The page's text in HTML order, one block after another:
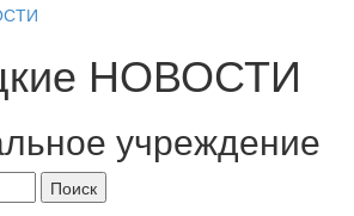
НОВОСТИ
учреждение